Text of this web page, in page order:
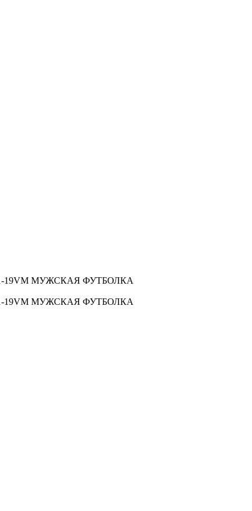
19VM МУЖСКАЯ ФУТБОЛКА
19VM МУЖСКАЯ ФУТБОЛКА